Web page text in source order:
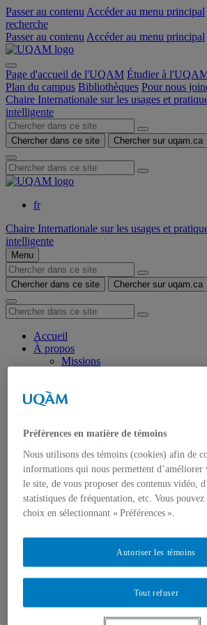
Passer au contenu Accéder au menu principal
recherche
Passer au contenu Accéder au menu principal
Page d'accueil de l'UQAM Étudier à
Plan du campus Bibliothèques Pour nous
Chaire Internationale sur les usages et
intelligente
Chercher dans ce site Chercher sur uqam.ca
fr
Chaire Internationale sur les usages et
intelligente
Menu
Chercher dans ce site Chercher sur uqam.ca
Accueil
À propos
Missions
Recherches
Événements
Séminaires
Cahiers In.SITU
Médias
Balado – Légendes urbaines
BD – La ville à portée de main
Formation
Au Canada
À l’international
Préférences en matière de témoins
Nous utilisons des témoins (cookies) afin de
informations qui nous permettent d’améliorer
le site, de vous proposer des contenus vidéo,
statistiques de fréquentation, etc. Vous
choix en sélectionnant « Préférences ».
Tout refuser
Autoriser les témoins